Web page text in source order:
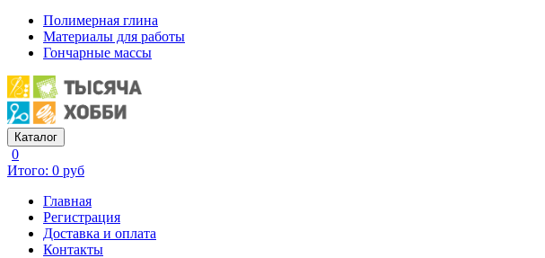
Полимерная глина
Материалы для работы
Гончарные массы
Каталог
0
Итого: 0 руб
Главная
Регистрация
Доставка и оплата
Контакты